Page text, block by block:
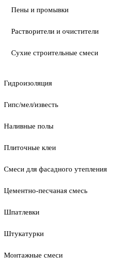
Пены и промывки
Растворители и очистители
Сухие строительные смеси
Гидроизоляция
Гипс/мел/известь
Наливные полы
Плиточные клеи
Смеси для фасадного утепления
Цементно-песчаная смесь
Шпатлевки
Штукатурки
Монтажные смеси